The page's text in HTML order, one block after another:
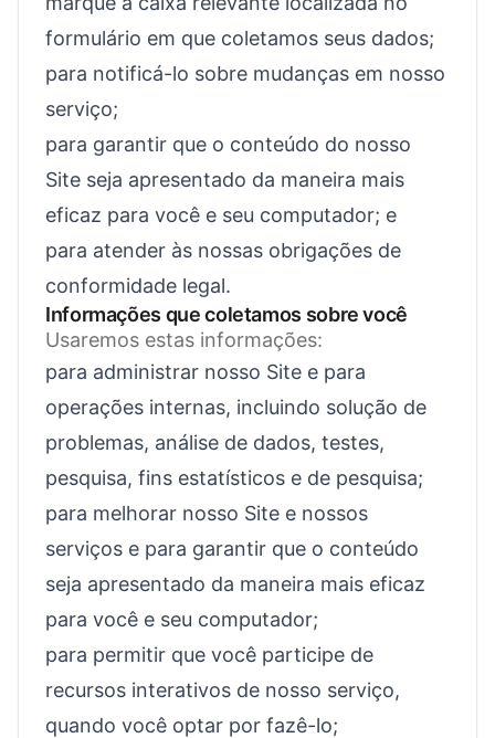
formulário em que coletamos seus dados;
para notificá-lo sobre mudanças em nosso
serviço;
para garantir que o conteúdo do nosso
Site seja apresentado da maneira mais
eficaz para você e seu computador; e
para atender às nossas obrigações de
conformidade legal.
Informações que coletamos sobre você
Usaremos estas informações:
para administrar nosso Site e para
operações internas, incluindo solução de
problemas, análise de dados, testes,
pesquisa, fins estatísticos e de pesquisa;
para melhorar nosso Site e nossos
serviços e para garantir que o conteúdo
seja apresentado da maneira mais eficaz
para você e seu computador;
para permitir que você participe de
recursos interativos de nosso serviço,
quando você optar por fazê-lo;